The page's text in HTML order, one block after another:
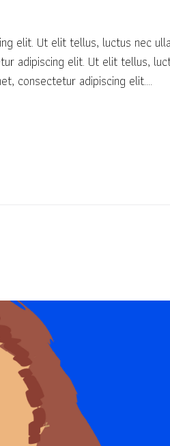
elit. Ut elit tellus, luctus nec
adipiscing elit. Ut elit tellus,
consectetur adipiscing elit....